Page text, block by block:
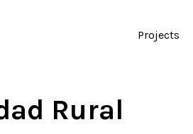
Projects
Rural